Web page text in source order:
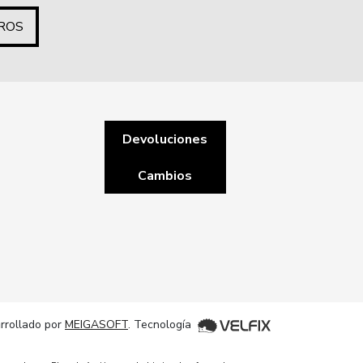
Devoluciones
Cambios
por MEIGASOFT. Tecnología